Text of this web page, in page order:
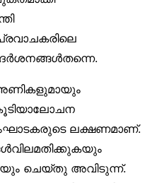
ലക്ഷണമാണ്.
ചെയ്തു അവിടുന്ന്.